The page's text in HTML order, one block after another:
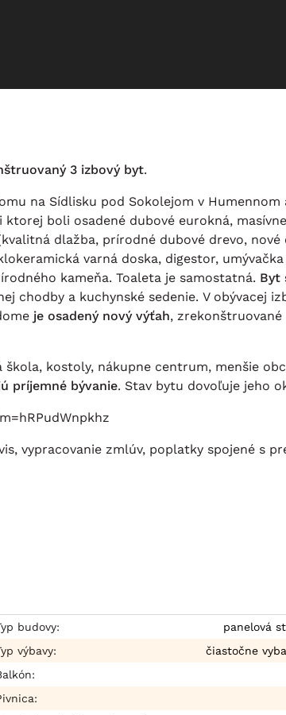
3 izbový byt.
na Sídlisku pod Sokolejom v Humennom
ktorej boli osadené dubové eurokná,
dlažba, prírodné dubové drevo,
varná doska, digestor,
kameňa. Toaleta je samostatná. Byt
chodby a kuchynské sedenie. V obývacej
je osadený nový výťah,
kostoly, nákupne centrum, menšie
príjemné bývanie. Stav bytu dovoľuje jeho
vypracovanie zmlúv, poplatky spojené s
budovy:
panelová
výbavy:
čiastočne